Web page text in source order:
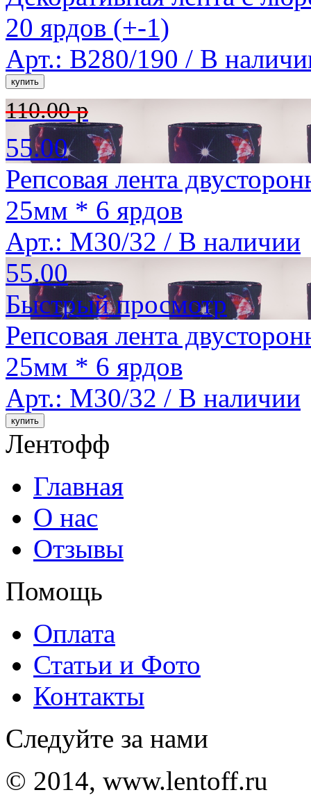
20 ярдов (+-1)
Арт.: B280/190 / В
110.00 р
55.00
Репсовая лента
25мм * 6 ярдов
Арт.: M30/32 / В наличии
55.00
Быстрый просмотр
Репсовая лента
25мм * 6 ярдов
Арт.: M30/32 / В наличии
Лентофф
Главная
О нас
Отзывы
Помощь
Оплата
Статьи и Фото
Контакты
Следуйте за нами
© 2014, www.lentoff.ru